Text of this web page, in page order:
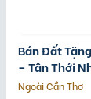
Bán Đất
– Tân Thới
Ngoài Cần Thơ